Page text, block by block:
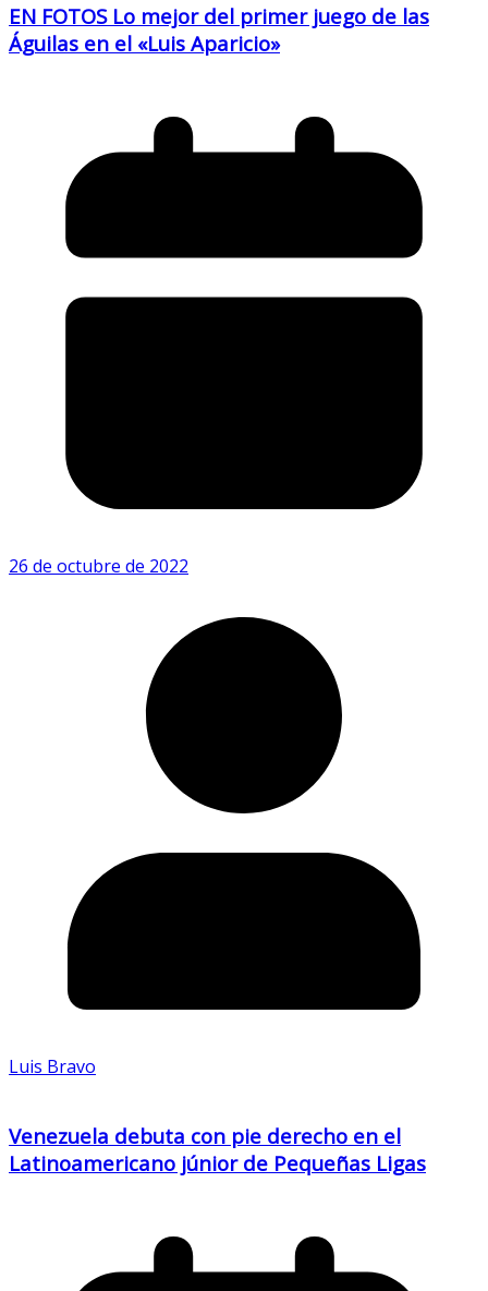
EN FOTOS Lo mejor del primer juego de las
Águilas en el «Luis Aparicio»
26 de octubre de 2022
Luis Bravo
Venezuela debuta con pie derecho en el
Latinoamericano júnior de Pequeñas Ligas